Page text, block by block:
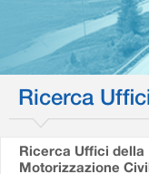
Ricerca
Ricerca Uffici della
Motorizzazione